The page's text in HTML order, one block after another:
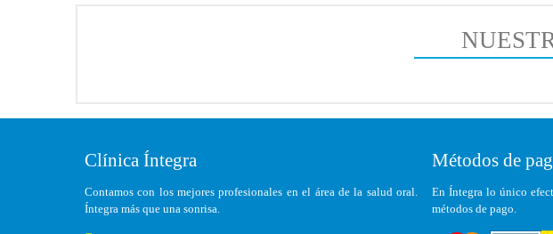
Clínica Íntegra
Contamos con los mejores profesionales en el área de la salud oral.
Íntegra más que una sonrisa.
Métodos de
En Íntegra lo único
métodos de pago.